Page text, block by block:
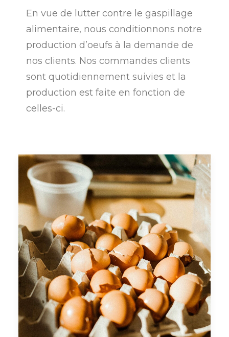
En vue de lutter contre le gaspillage
alimentaire, nous conditionnons notre
production d’oeufs à la demande de
nos clients. Nos commandes clients
sont quotidiennement suivies et la
production est faite en fonction de
celles-ci.